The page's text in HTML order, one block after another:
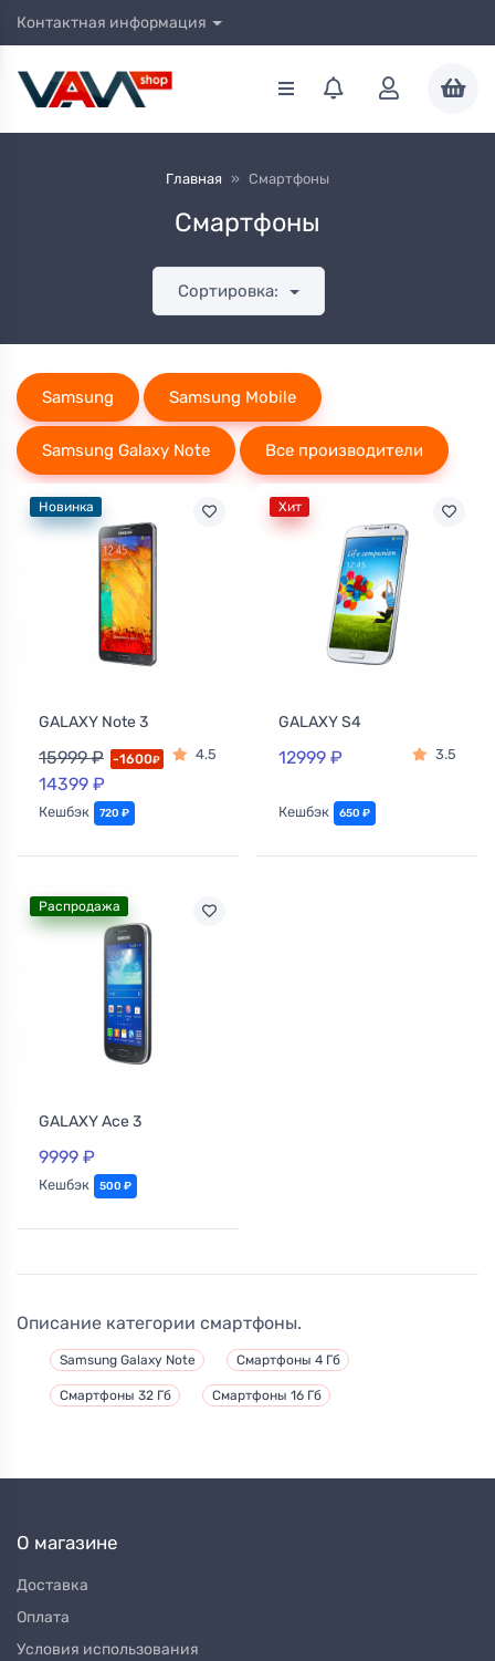
Контактная информация
Главная » Смартфоны
Смартфоны
Сортировка:
Samsung Samsung Mobile
Samsung Galaxy Note Все производители
Новинка
GALAXY Note 3
15999 ₽ -1600₽
14399 ₽
4.5
Кешбэк 720 ₽
Хит
GALAXY S4
12999 ₽ 3.5
Кешбэк 650 ₽
Распродажа
GALAXY Ace 3
9999 ₽
Кешбэк 500 ₽
Описание категории смартфоны.
Samsung Galaxy Note Смартфоны 4 Гб
Смартфоны 32 Гб Смартфоны 16 Гб
О магазине
Доставка
Оплата
Условия использования